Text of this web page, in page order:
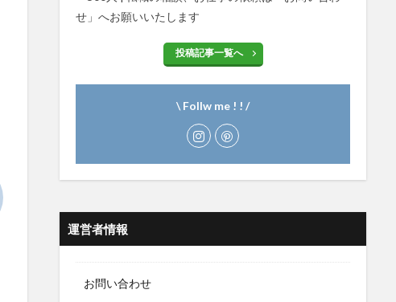
せ」へお願いいたします
投稿記事一覧へ
\ Follw me ! ! /
運営者情報
お問い合わせ